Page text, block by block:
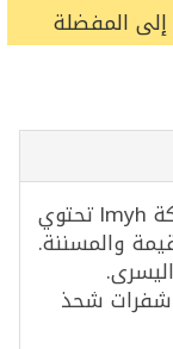
المفضلة
مبراة عملية لسكاكين المطبخ من ماركة lmyh تحتوي
والمسننة.
شفرات شحذ